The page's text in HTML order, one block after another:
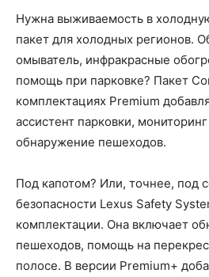
Нужна выживаемость в
пакет для холодных регионов.
омыватель, инфракрасные
помощь при парковке? Пакет
комплектациях Premium
ассистент парковки,
обнаружение пешеходов.
Под капотом? Или, точнее, под
безопасности Lexus Safety
комплектации. Она включает
пешеходов, помощь на
полосе. В версии Premium+